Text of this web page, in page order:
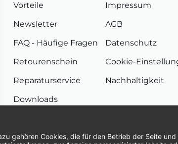
Vorteile
Newsletter
FAQ - Häufige Fragen
Retourenschein
Reparaturservice
Downloads
Impressum
AGB
Datenschutz
Cookie-
Nachhaltigkeit